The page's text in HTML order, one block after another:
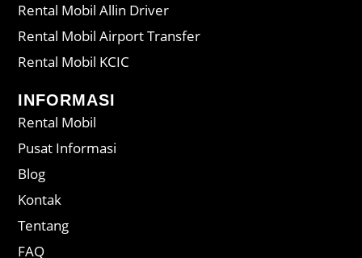
Rental Mobil Allin Driver
Rental Mobil Airport Transfer
Rental Mobil KCIC
INFORMASI
Rental Mobil
Pusat Informasi
Blog
Kontak
Tentang
FAQ